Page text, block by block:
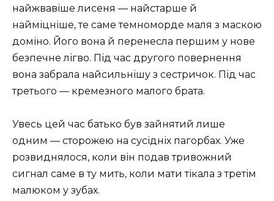
найжвавіше лисеня — найстарше й
найміцніше, те саме темноморде маля з маскою
доміно. Його вона й перенесла першим у нове
безпечне лігво. Під час другого повернення
вона забрала найсильнішу з сестричок. Під час
третього — кремезного малого брата.
Увесь цей час батько був зайнятий лише
одним — сторожею на сусідніх пагорбах. Уже
розвиднялося, коли він подав тривожний
сигнал саме в ту мить, коли мати тікала з третім
малюком у зубах.